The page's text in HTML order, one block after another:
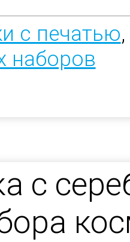
с печатью,
наборов
с